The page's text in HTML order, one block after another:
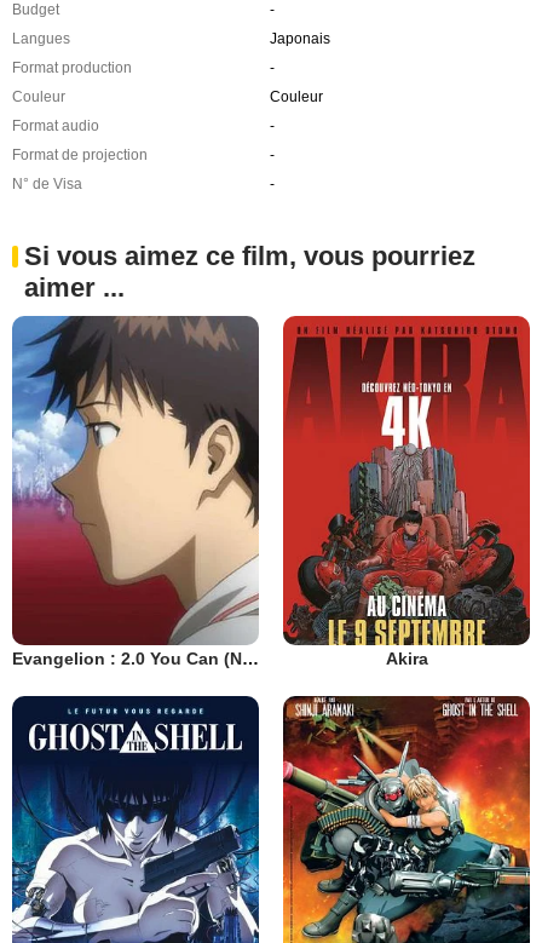
Budget
-
Langues
Japonais
Format production
-
Couleur
Couleur
Format audio
-
Format de projection
-
N° de Visa
-
Si vous aimez ce film, vous pourriez
aimer ...
Evangelion : 2.0 You Can (Not) Advance Akira